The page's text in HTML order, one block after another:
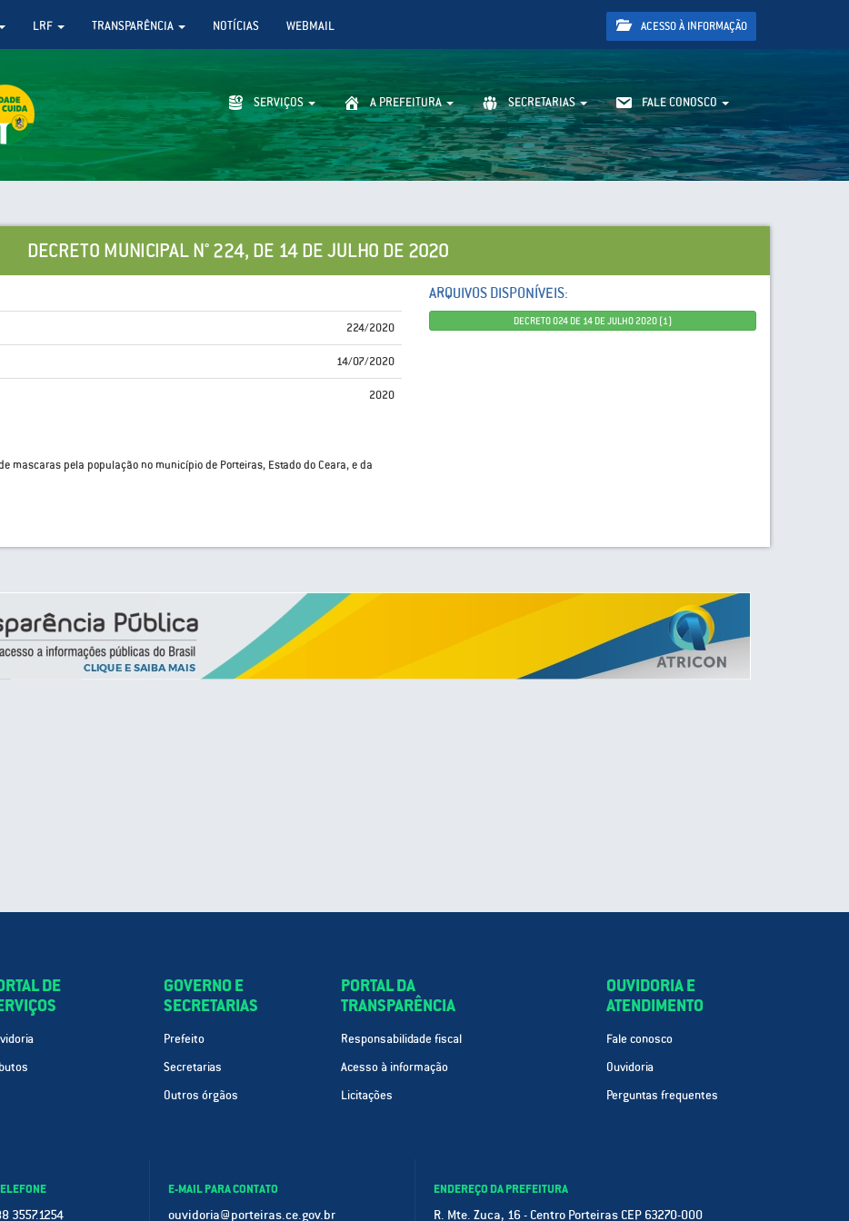
LRF TRANSPARÊNCIA NOTÍCIAS WEBMAIL ACESSO À INFORMAÇÃO
SERVIÇOS A PREFEITURA SECRETARIAS FALE CONOSCO
DECRETO MUNICIPAL N° 224, DE 14 DE JULHO DE 2020
224/2020
14/07/2020
2020
mascaras pela população no município de Porteiras, Estado do Ceara, e da
ARQUIVOS DISPONÍVEIS:
DECRETO 024 DE 14 DE JULHO 2020 (1)
DE
GOVERNO E
SECRETARIAS
Prefeito
Secretarias
Outros órgãos
PORTAL DA
TRANSPARÊNCIA
Responsabilidade fiscal
Acesso à informação
Licitações
OUVIDORIA E
ATENDIMENTO
Fale conosco
Ouvidoria
Perguntas frequentes
3557.1254
E-MAIL PARA CONTATO
ouvidoria@porteiras.ce.gov.br
ENDEREÇO DA PREFEITURA
R. Mte. Zuca, 16 - Centro Porteiras CEP 63270-000